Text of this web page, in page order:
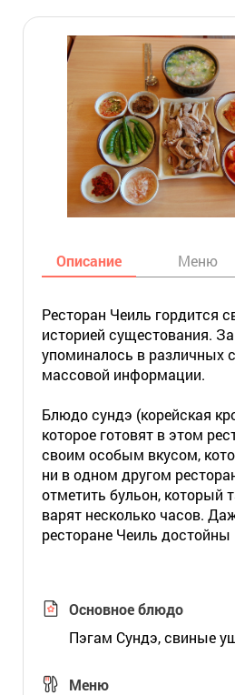
Описание Меню
Ресторан Чеиль гордится
историей сущестования.
упоминалось в различных
массовой информации.
Блюдо сундэ (корейская
которое готовят в этом
своим особым вкусом,
ни в одном другом
отметить бульон, который
варят несколько часов.
ресторане Чеиль
Основное блюдо
Пэгам Сундэ, свиные
Меню